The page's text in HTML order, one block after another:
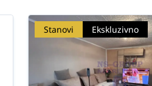
Stanovi Ekskluzivno